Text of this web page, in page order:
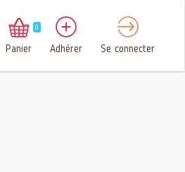
0
Panier Adhérer Se connecter